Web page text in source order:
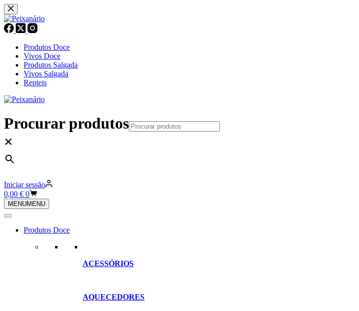
Pular
para
o
conteúdo
Produtos Doce
Vivos Doce
Produtos Salgada
Vivos Salgada
Repteis
Procurar produtos
×
Iniciar sessão
Carrinho
de
compras
0,00 € 0
MENUMENU
Produtos Doce
ACESSÓRIOS
AQUECEDORES